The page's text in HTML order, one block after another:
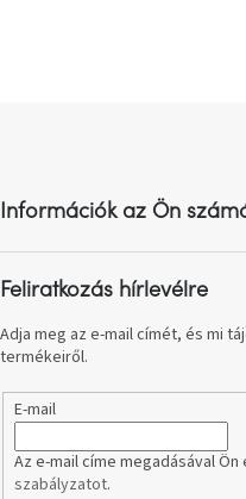
Formwood
nyári
hullámon
Fedezze
é
c
Információk az Ön
Feliratkozás hírlevélre
Adja meg az e-mail címét, és mi
termékeiről.
E-mail
Az e-mail címe megadásával Ön
szabályzatot.